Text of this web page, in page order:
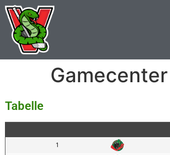
Gamecenter
Tabelle
1